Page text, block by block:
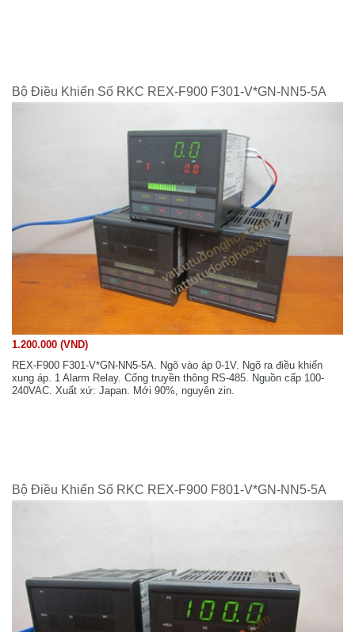
Bộ Điều Khiển Số RKC REX-F900 F301-V*GN-NN5-5A
1.200.000 (VND)
REX-F900 F301-V*GN-NN5-5A. Ngõ vào áp 0-1V. Ngõ ra điều khiển
xung áp. 1 Alarm Relay. Cổng truyền thông RS-485. Nguồn cấp 100-
240VAC. Xuất xứ: Japan. Mới 90%, nguyên zin.
Bộ Điều Khiển Số RKC REX-F900 F801-V*GN-NN5-5A